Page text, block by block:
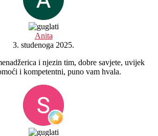
Anita
3. studenoga 2025.
i njezin tim, dobre savjete, uvijek
i kompetentni, puno vam hvala.